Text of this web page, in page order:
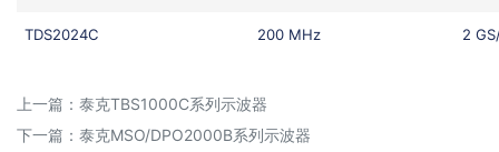
TDS2024C 200 MHz 2
上一篇： 泰克TBS1000C系列示波器
下一篇： 泰克MSO/DPO2000B系列示波器